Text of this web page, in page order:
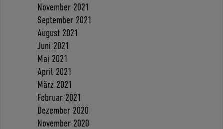
November 2021
September 2021
August 2021
Juni 2021
Mai 2021
April 2021
März 2021
Februar 2021
Dezember 2020
November 2020